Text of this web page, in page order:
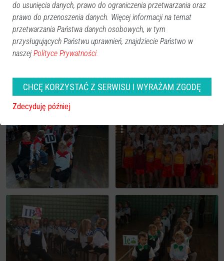
do usunięcia danych, prawo do ograniczenia przetwarzania oraz
prawo do przenoszenia danych. Więcej informacji na temat
przetwarzania Państwa danych osobowych, w tym
przysługujących Państwu uprawnień, znajdziecie Państwo w
naszej Polityce Prywatności.
CHCĘ KORZYSTAĆ Z SERWISU I WYRAŻAM ZGODĘ
Zdecyduję później